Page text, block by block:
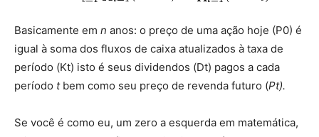
Basicamente em n anos: o preço de uma ação hoje (P0) é
igual à soma dos fluxos de caixa atualizados à taxa de
período (Kt) isto é seus dividendos (Dt) pagos a cada
período t bem como seu preço de revenda futuro (Pt).
Se você é como eu, um zero a esquerda em matemática,